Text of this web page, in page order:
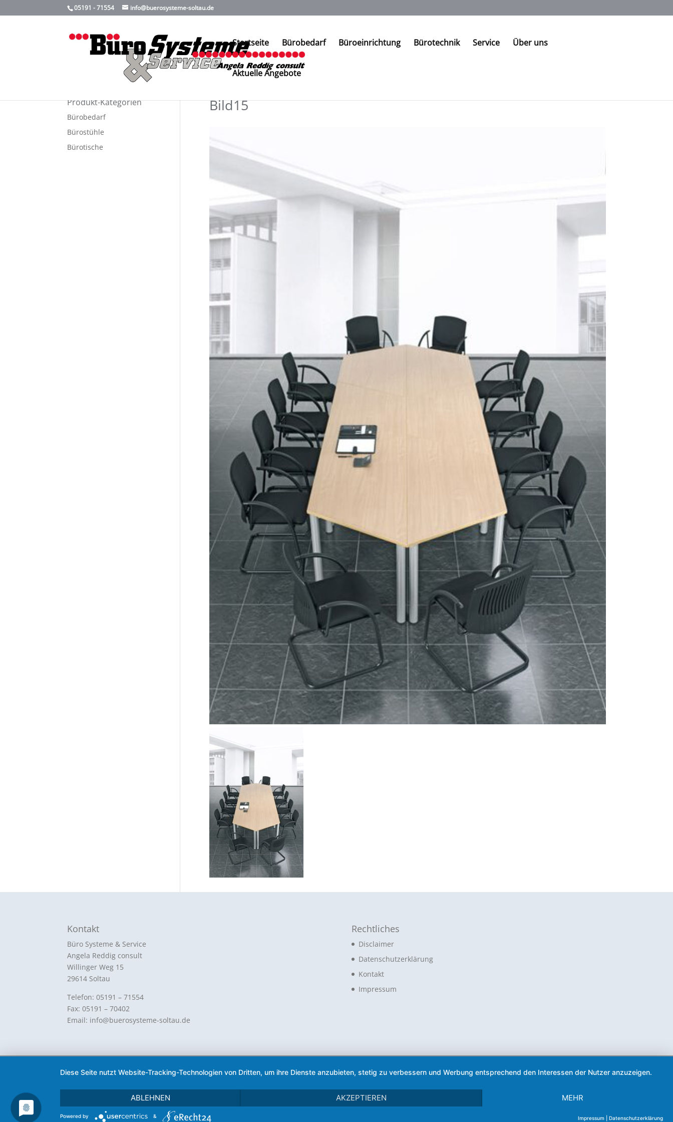
05191 - 71554 info@buerosysteme-soltau.de
Startseite Bürobedarf Büroeinrichtung Bürotechnik Service Über uns
Aktuelle Angebote
Bild15
Produkt-Kategorien
Bürobedarf
Bürostühle
Bürotische
Kontakt
Büro Systeme & Service
Angela Reddig consult
Willinger Weg 15
29614 Soltau
Telefon: 05191 – 71554
Fax: 05191 – 70402
Email: info@buerosysteme-soltau.de
Rechtliches
Disclaimer
Datenschutzerklärung
Kontakt
Impressum
Designed by Bürosysteme Soltau 2026
Diese Seite nutzt Website-Tracking-Technologien von Dritten, um ihre Dienste anzubieten, stetig zu verbessern und Werbung entsprechend den Interessen der Nutzer anzuzeigen.
ABLEHNEN AKZEPTIEREN MEHR
Powered by & Impressum Datenschutzerklärung